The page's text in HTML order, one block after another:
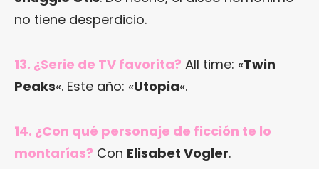
no tiene desperdicio.
13. ¿Serie de TV favorita? All time: «Twin
Peaks«. Este año: «Utopia«.
14. ¿Con qué personaje de ficción te lo
montarías? Con Elisabet Vogler.